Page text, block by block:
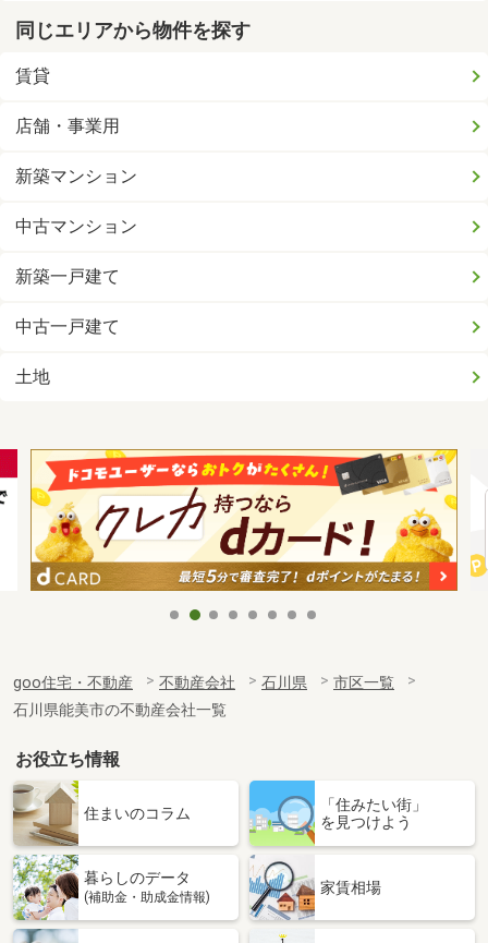
同じエリアから物件を探す
賃貸
店舗・事業用
新築マンション
中古マンション
新築一戸建て
中古一戸建て
土地
goo住宅・不動産 不動産会社 石川県
市区一覧
石川県能美市の不動産会社一覧
お役立ち情報
住まいのコラム
「住みたい街」
を見つけよう
暮らしのデータ
(補助金・助成金情報)
家賃相場